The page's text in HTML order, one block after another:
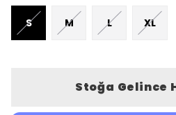
S M L XL
Stoğa Gelince